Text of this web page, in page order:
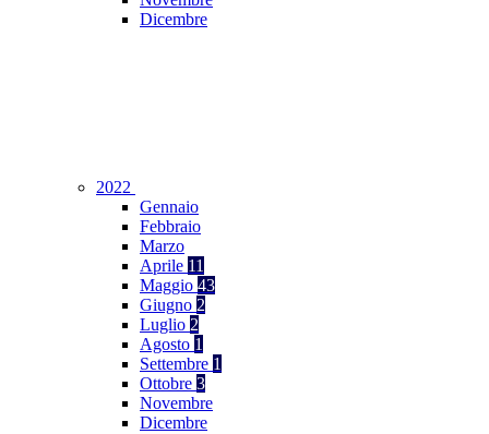
Dicembre
2022
Gennaio
Febbraio
Marzo
Aprile 11
Maggio 43
Giugno 2
Luglio 2
Agosto 1
Settembre 1
Ottobre 3
Novembre
Dicembre